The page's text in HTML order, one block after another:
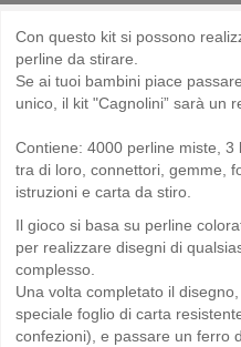
Con questo kit si possono
perline da stirare.
Se ai tuoi bambini piace
unico, il kit "Cagnolini” sarà un
Contiene: 4000 perline miste,
tra di loro, connettori, gemme,
istruzioni e carta da stiro.
Il gioco si basa su perline
per realizzare disegni di
complesso.
Una volta completato il
speciale foglio di carta
confezioni), e passare un ferro